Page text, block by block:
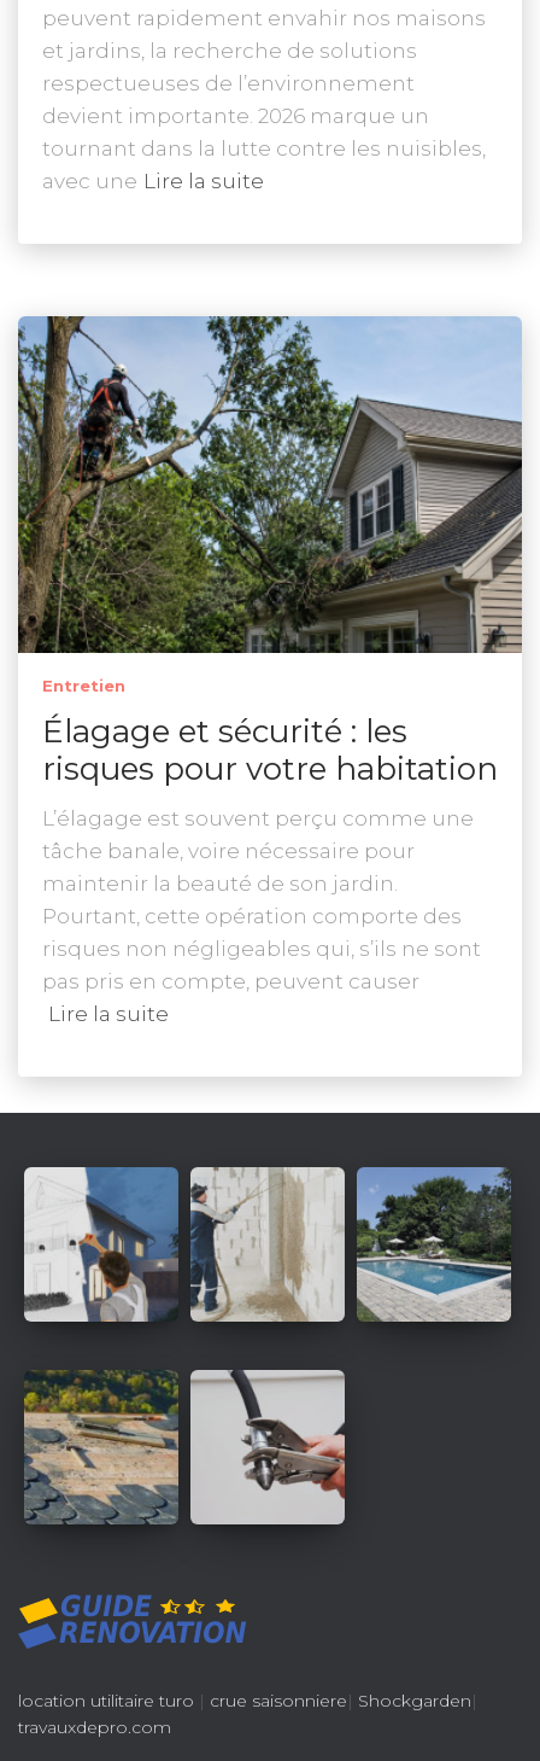
peuvent rapidement envahir nos maisons
et jardins, la recherche de solutions
respectueuses de l’environnement
devient importante. 2026 marque un
tournant dans la lutte contre les nuisibles,
avec une Lire la suite
Entretien
Élagage et sécurité : les
risques pour votre habitation
L’élagage est souvent perçu comme une
tâche banale, voire nécessaire pour
maintenir la beauté de son jardin.
Pourtant, cette opération comporte des
risques non négligeables qui, s’ils ne sont
pas pris en compte, peuvent causer
Lire la suite
location utilitaire turo | crue saisonniere| Shockgarden|
travauxdepro.com